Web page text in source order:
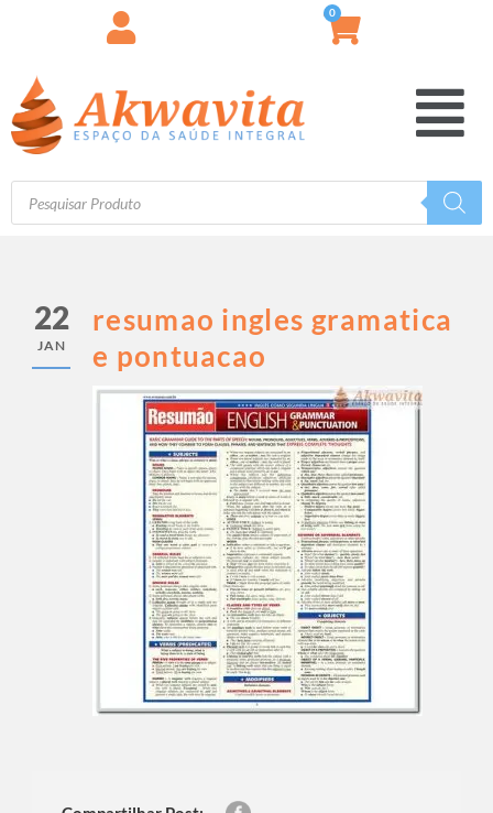
0
22
JAN
resumao ingles gramatica
e pontuacao